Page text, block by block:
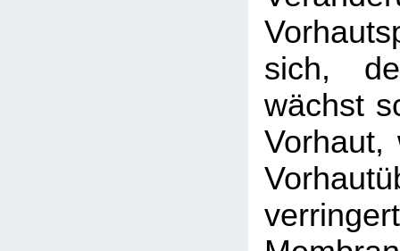
sich,
wächst
Vorhaut,